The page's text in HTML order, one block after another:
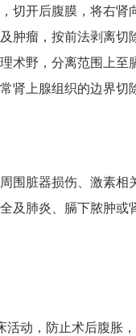
切开后腹膜，将右肾
肿瘤，按前法剥离
术野，分离范围上至
肾上腺组织的边界切
围脏器损伤、激素相
及肺炎、膈下脓肿或
活动，防止术后腹胀